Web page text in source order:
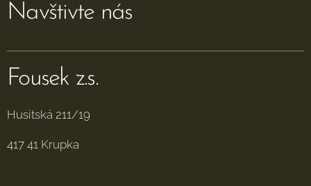
Navštivte nás
Fousek z.s.
Husitská 211/19
417 41 Krupka